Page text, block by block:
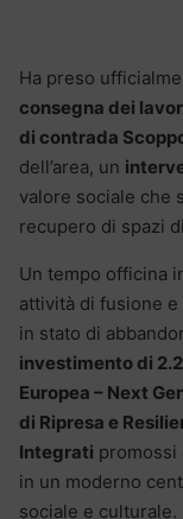
Ha preso
consegna dei
di contrada
dell’area, un
valore sociale che
recupero di spazi
Un tempo officina
attività di fusione
in stato di
investimento di
Europea – Next
di Ripresa e
Integrati promossi
in un moderno
sociale e culturale.